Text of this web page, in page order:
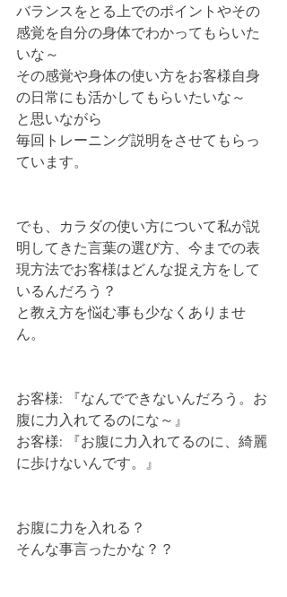
バランスをとる上でのポイントやその
感覚を自分の身体でわかってもらいた
いな～
その感覚や身体の使い方をお客様自身
の日常にも活かしてもらいたいな～
と思いながら
毎回トレーニング説明をさせてもらっ
ています。
でも、カラダの使い方について私が説
明してきた言葉の選び方、今までの表
現方法でお客様はどんな捉え方をして
いるんだろう？
と教え方を悩む事も少なくありませ
ん。
お客様: 『なんでできないんだろう。お
腹に力入れてるのにな～』
お客様: 『お腹に力入れてるのに、綺麗
に歩けないんです。』
お腹に力を入れる？
そんな事言ったかな？？